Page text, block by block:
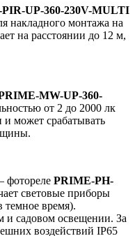
UP-360-230V-MULTI
накладного монтажа на
на расстоянии до 12 м,
MW-UP-360-
от 2 до 2000 лк
может срабатывать
фотореле PRIME-PH-
световые приборы
темное время).
и садовом освещении. За
воздействий IP65